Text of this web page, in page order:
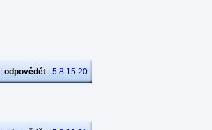
odpovědět | 5.8 15:20